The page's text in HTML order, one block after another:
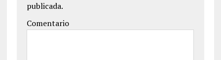
publicada.
Comentario